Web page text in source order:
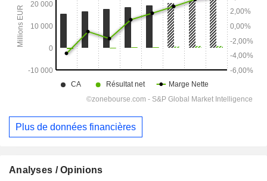
Plus de données financières
Analyses / Opinions